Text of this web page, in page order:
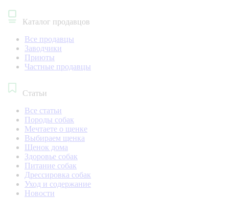
Каталог продавцов
Все продавцы
Заводчики
Приюты
Частные продавцы
Статьи
Все статьи
Породы собак
Мечтаете о щенке
Выбираем щенка
Щенок дома
Здоровье собак
Питание собак
Дрессировка собак
Уход и содержание
Новости